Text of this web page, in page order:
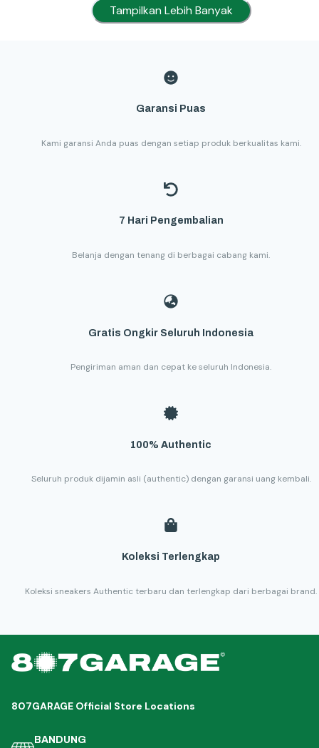
Tampilkan Lebih Banyak
Garansi Puas
Kami garansi Anda puas dengan setiap produk berkualitas kami.
7 Hari Pengembalian
Belanja dengan tenang di berbagai cabang kami.
Gratis Ongkir Seluruh Indonesia
Pengiriman aman dan cepat ke seluruh Indonesia.
100% Authentic
Seluruh produk dijamin asli (authentic) dengan garansi uang kembali.
Koleksi Terlengkap
Koleksi sneakers Authentic terbaru dan terlengkap dari berbagai brand.
807GARAGE Official Store Locations
BANDUNG